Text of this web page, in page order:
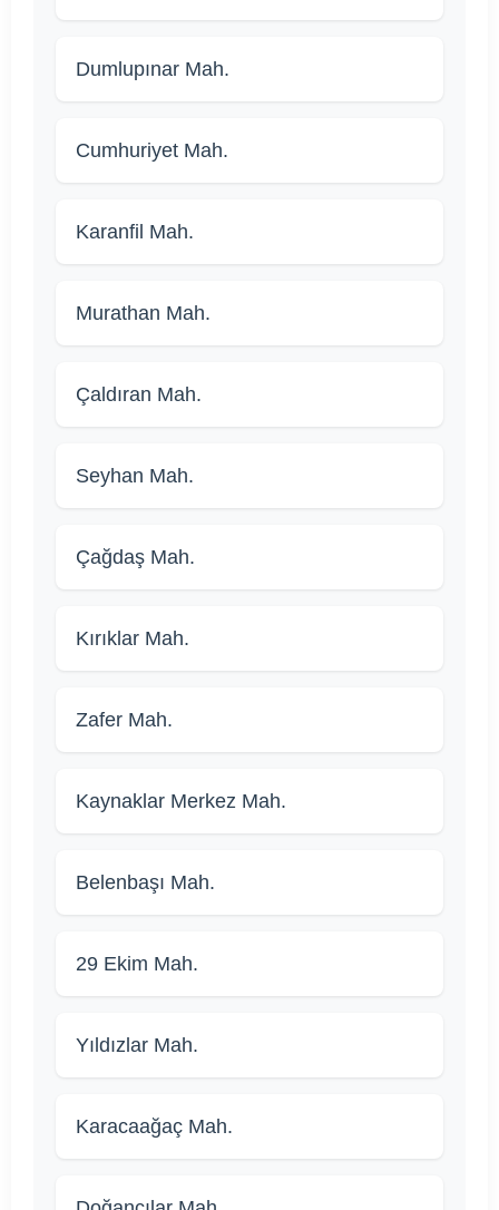
Dumlupınar Mah.
Cumhuriyet Mah.
Karanfil Mah.
Murathan Mah.
Çaldıran Mah.
Seyhan Mah.
Çağdaş Mah.
Kırıklar Mah.
Zafer Mah.
Kaynaklar Merkez Mah.
Belenbaşı Mah.
29 Ekim Mah.
Yıldızlar Mah.
Karacaağaç Mah.